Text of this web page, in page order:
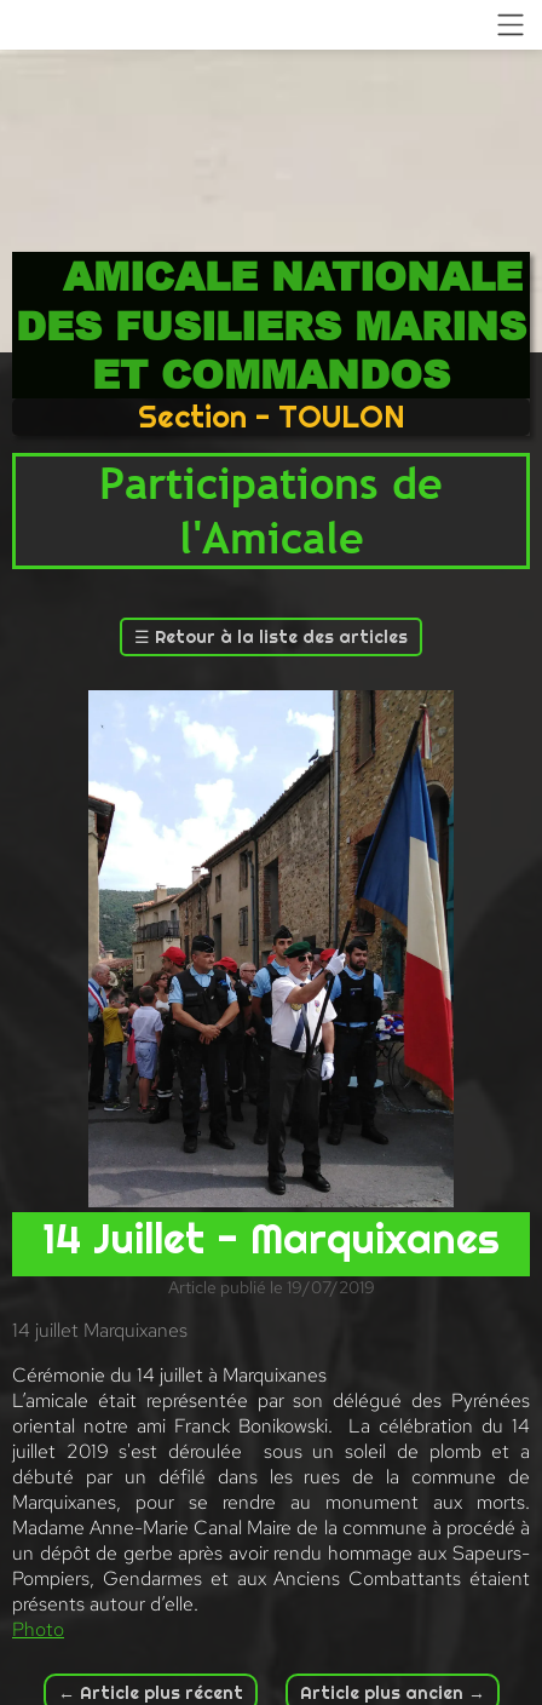
AMICALE NATIONALE
DES FUSILIERS MARINS
ET COMMANDOS
Section - TOULON
Participations de
l'Amicale
☰ Retour à la liste des articles
14 Juillet - Marquixanes
Article publié le 19/07/2019
14 juillet Marquixanes
Cérémonie du 14 juillet à Marquixanes
L’amicale était représentée par son délégué des Pyrénées
oriental notre ami Franck Bonikowski.
La célébration du 14
juillet 2019 s'est déroulée sous un soleil de plomb et a
débuté par un défilé dans les rues de la commune de
Marquixanes, pour se rendre au monument aux morts.
Madame Anne-Marie Canal Maire de la commune à procédé à
un dépôt de gerbe après avoir rendu hommage aux Sapeurs-
Pompiers, Gendarmes et aux Anciens Combattants étaient
présents autour d’elle.
Photo
← Article plus récent Article plus ancien →